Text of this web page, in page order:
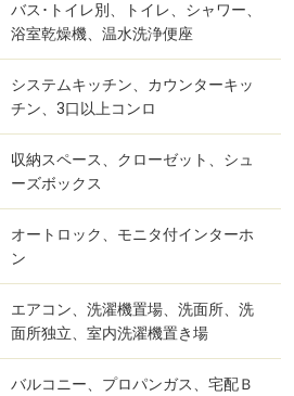
バス･トイレ別、トイレ、シャワー、
浴室乾燥機、温水洗浄便座
システムキッチン、カウンターキッ
チン、3口以上コンロ
収納スペース、クローゼット、シュ
ーズボックス
オートロック、モニタ付インターホ
ン
エアコン、洗濯機置場、洗面所、洗
面所独立、室内洗濯機置き場
バルコニー、プロパンガス、宅配Ｂ